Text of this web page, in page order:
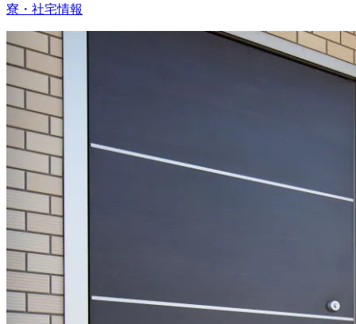
寮・社宅情報